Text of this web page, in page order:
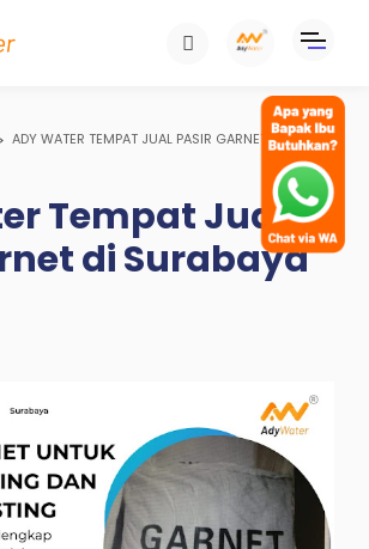
ADY WATER TEMPAT JUAL PASIR GARNET DI
Tempat Jual
di Surabaya